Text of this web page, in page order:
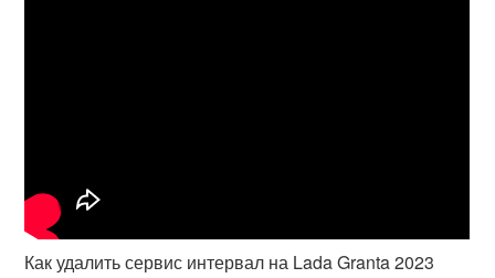
Как удалить сервис интервал на Lada Granta 2023